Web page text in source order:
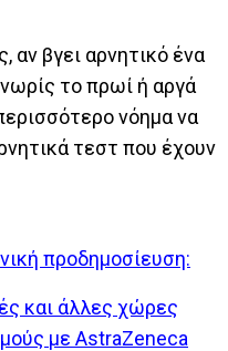
αν βγει αρνητικό ένα
το πρωί ή αργά
νόημα να
τεστ που έχουν
προδημοσίευση:
και άλλες χώρες
με AstraZeneca